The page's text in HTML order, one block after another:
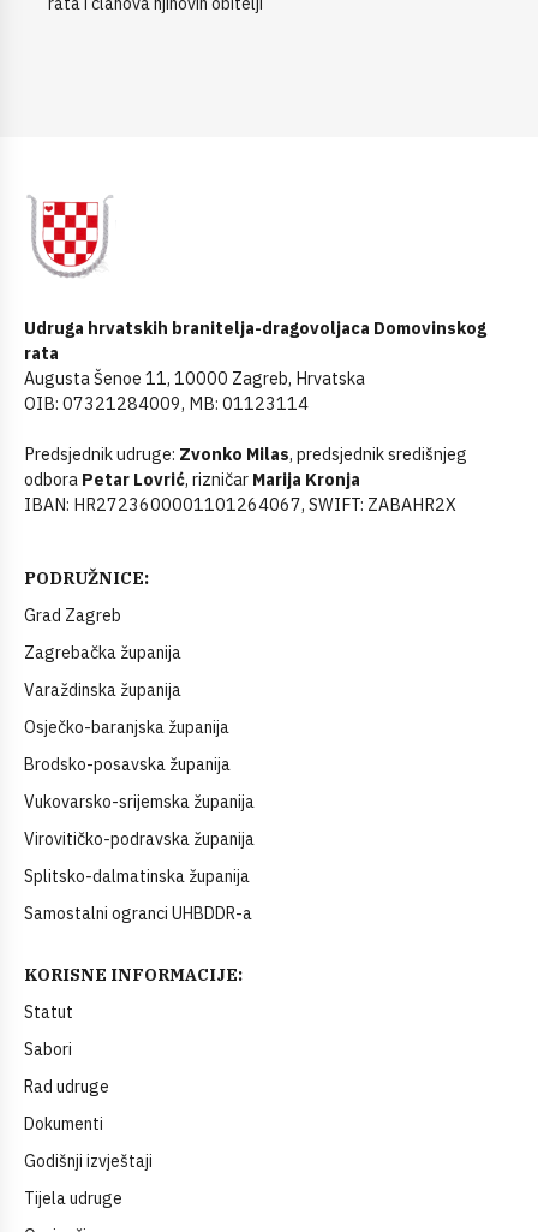
Udruga hrvatskih branitelja-dragovoljaca Domovinskog
rata
Augusta Šenoe 11, 10000 Zagreb, Hrvatska
OIB: 07321284009, MB: 01123114
Predsjednik udruge: Zvonko Milas, predsjednik središnjeg
odbora Petar Lovrić, rizničar Marija Kronja
IBAN: HR2723600001101264067, SWIFT: ZABAHR2X
PODRUŽNICE:
Grad Zagreb
Zagrebačka županija
Varaždinska županija
Osječko-baranjska županija
Brodsko-posavska županija
Vukovarsko-srijemska županija
Virovitičko-podravska županija
Splitsko-dalmatinska županija
Samostalni ogranci UHBDDR-a
KORISNE INFORMACIJE:
Statut
Sabori
Rad udruge
Dokumenti
Godišnji izvještaji
Tijela udruge